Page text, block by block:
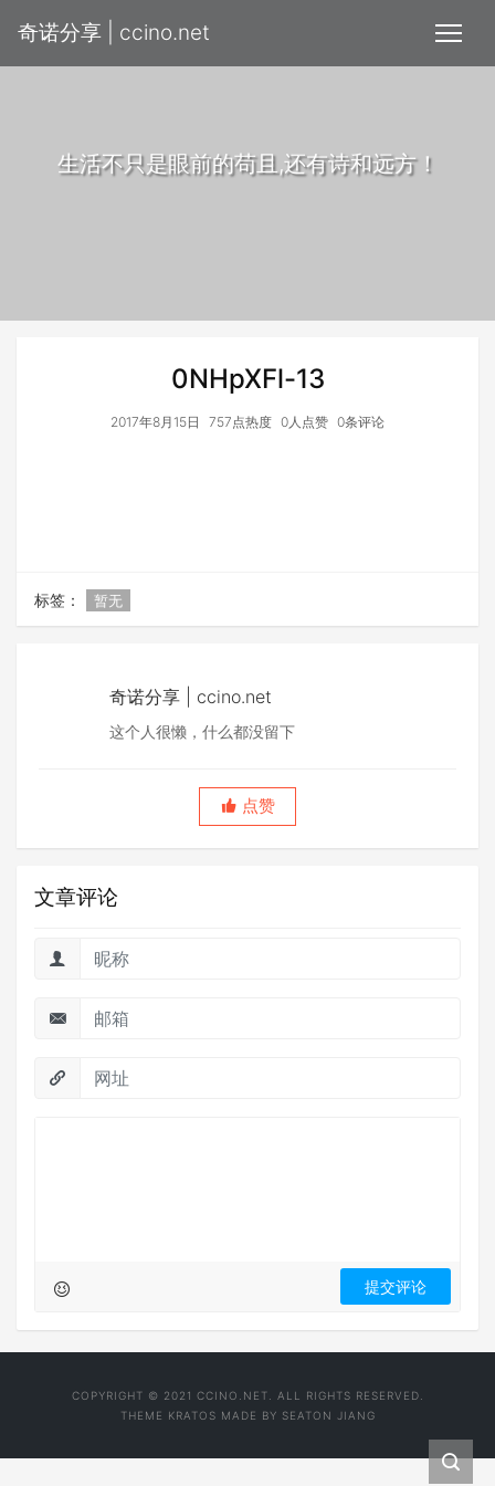
奇诺分享 | ccino.net
生活不只是眼前的苟且,还有诗和远方！
0NHpXFl-13
2017年8月15日 757点热度 0人点赞 0条评论
标签： 暂无
奇诺分享 | ccino.net
这个人很懒，什么都没留下
点赞
文章评论
COPYRIGHT © 2021 CCINO.NET. ALL RIGHTS RESERVED.
THEME KRATOS MADE BY SEATON JIANG